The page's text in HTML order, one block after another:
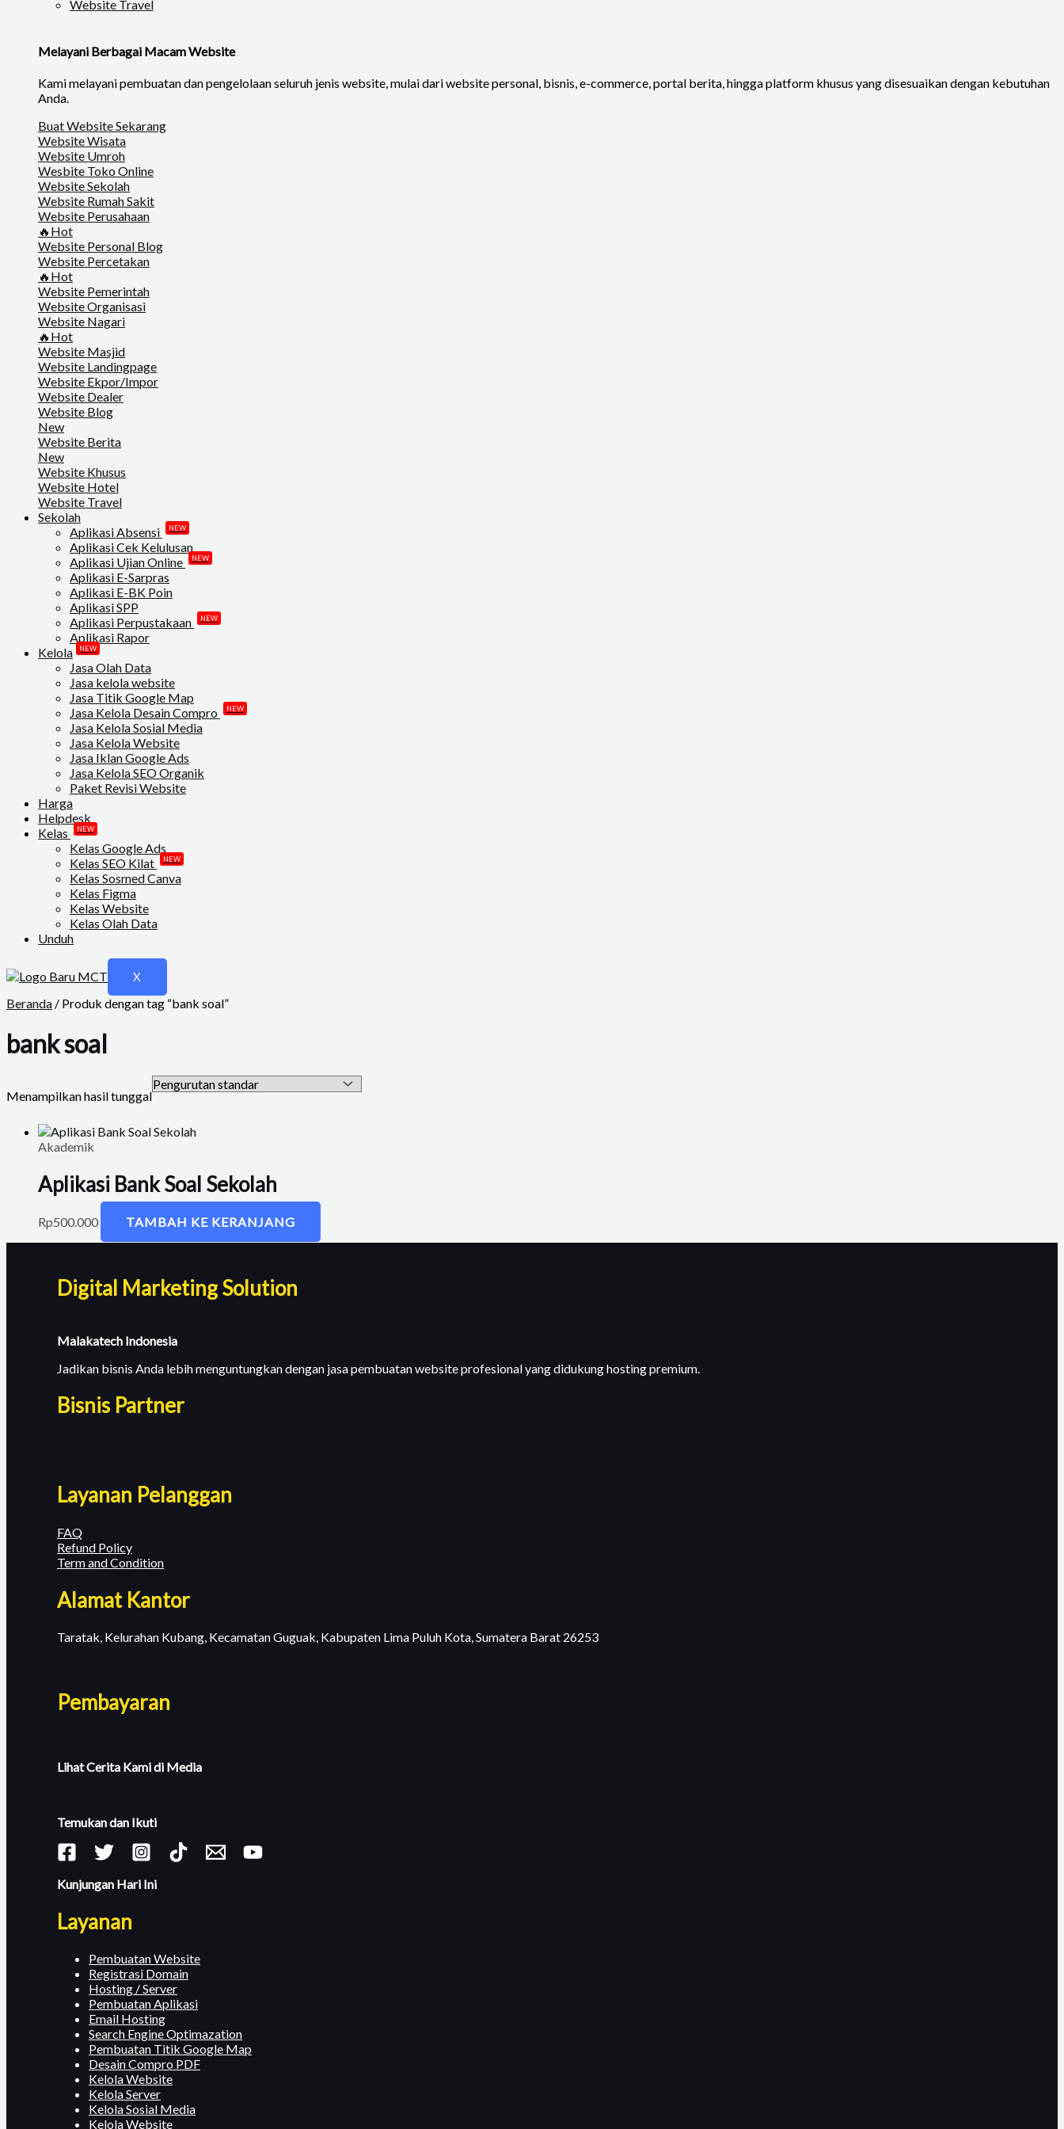
Website Travel
Melayani Berbagai Macam Website
Kami melayani pembuatan dan pengelolaan seluruh jenis website, mulai dari website personal, bisnis, e-commerce, portal berita, hingga platform khusus yang disesuaikan dengan kebutuhan
Anda.
Buat Website Sekarang
Website Wisata
Website Umroh
Wesbite Toko Online
Website Sekolah
Website Rumah Sakit
Website Perusahaan
🔥Hot
Website Personal Blog
Website Percetakan
🔥Hot
Website Pemerintah
Website Organisasi
Website Nagari
🔥Hot
Website Masjid
Website Landingpage
Website Ekpor/Impor
Website Dealer
Website Blog
New
Website Berita
New
Website Khusus
Website Hotel
Website Travel
Sekolah
Aplikasi Absensi
NEW
Aplikasi Cek Kelulusan
Aplikasi Ujian Online
NEW
Aplikasi E-Sarpras
Aplikasi E-BK Poin
Aplikasi SPP
Aplikasi Perpustakaan
NEW
Aplikasi Rapor
Kelola
NEW
Jasa Olah Data
Jasa kelola website
Jasa Titik Google Map
Jasa Kelola Desain Compro
NEW
Jasa Kelola Sosial Media
Jasa Kelola Website
Jasa Iklan Google Ads
Jasa Kelola SEO Organik
Paket Revisi Website
Harga
Helpdesk
Kelas
NEW
Kelas Google Ads
Kelas SEO Kilat
NEW
Kelas Sosmed Canva
Kelas Figma
Kelas Website
Kelas Olah Data
Unduh
X
Beranda / Produk dengan tag “bank soal”
bank soal
Menampilkan hasil tunggal
Akademik
Aplikasi Bank Soal Sekolah
Rp500.000 TAMBAH KE KERANJANG
Digital Marketing Solution
Malakatech Indonesia
Jadikan bisnis Anda lebih menguntungkan dengan jasa pembuatan website profesional yang didukung hosting premium.
Bisnis Partner
Layanan Pelanggan
FAQ
Refund Policy
Term and Condition
Alamat Kantor
Taratak, Kelurahan Kubang, Kecamatan Guguak, Kabupaten Lima Puluh Kota, Sumatera Barat 26253
Pembayaran
Lihat Cerita Kami di Media
Temukan dan Ikuti
Kunjungan Hari Ini
Layanan
Pembuatan Website
Registrasi Domain
Hosting / Server
Pembuatan Aplikasi
Email Hosting
Search Engine Optimazation
Pembuatan Titik Google Map
Desain Compro PDF
Kelola Website
Kelola Server
Kelola Sosial Media
Kelola Website